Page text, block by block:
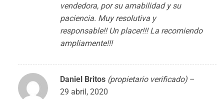
vendedora, por su amabilidad y su
paciencia. Muy resolutiva y
responsable!! Un placer!!! La recomiendo
ampliamente!!!
Daniel Britos (propietario verificado) –
29 abril, 2020